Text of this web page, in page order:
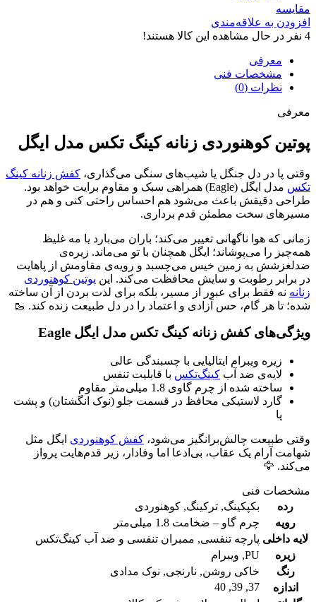
مقایسه
افزودن به علاقه‌مندی
4 نفر در حال مشاهده این کالا هستند!
معرفی
مشخصات فنی
نظرات (0)
معرفی
پوتین کوهنوردی زنانه کینگ تکس مدل ایگل
وقتی پا در دل جنگل یا شیب‌های سنگی می‌گذاری، کفش زنانه کینگ
تکس
مدل ایگل (Eagle) همراهی سبک و مقاوم برایت خواهد بود.
طراحی دقیقش باعث می‌شود هم احساس راحتی کنی و هم در
مسیرهای سخت مطمئن قدم برداری.
زمانی که هوا ناگهانی تغییر می‌کند؛ باران می‌بارد یا مه غلیظ
همه‌چیز را می‌پوشاند؛ ایگل همچنان با تو می‌ماند. زیره‌ی
ضدلغزشش به زمین خیس می‌چسبد و رویه‌ی مقاومش از پاهایت
در برابر رطوبت و سایش محافظت می‌کند. این پوتین کوهنوردی
زنانه نه فقط برای عبور از مسیر، بلکه برای لذت بردن از آن ساخته
شده؛ تا هر گام، حس آزادی و اعتماد را در دل طبیعت زنده کند. 🥾
ویژگی‌های کفش زنانه کینگ تکس مدل ایگل Eagle
زیره ویبرام ایتالیایی با چسبندگی عالی
لایه‌ی ضد آب کینگ‌تکس با قابلیت تنفس
ساخته شده از چرم گاوی 1.8 میلی‌متر مقاوم
گارد لاستیکی محافظ در قسمت جلو (نوک انگشتان) و پشت
پا
وقتی طبیعت چالش‌برانگیز می‌شود، کفش کوهنوردی ایگل مثل
شهامت آرام یک عقاب، بی‌ادعا اما وفادار، زیر قدم‌هایت پرواز
می‌کند. 🦅
مشخصات فنی
رده
بکپکینگ, ترکینگ, کوهنوردی
رویه
چرم گاو – ضخامت 1.8 میلی‌متر
لایه داخلی پارچه تنفسی, ممبران تنفسی و ضد آب کینگ‌تکس
زیره
PU
, ویبرام
رنگ
خاکی روشن, نارنجی, نوک مدادی
اندازه
37
,
39
,
40